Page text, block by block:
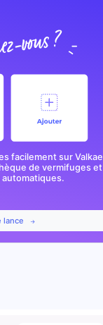
facilement sur Valkae
de vermifuges et
automatiques.
lance